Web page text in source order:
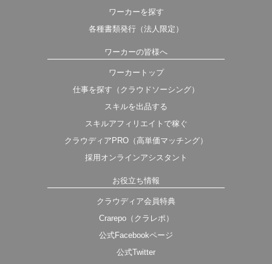
ワーカーを探す
各種書類発行（法人限定）
ワーカーの皆様へ
ワーカートップ
仕事を探す（クラウドソーシング）
スキルを出品する
スキルアフィリエイトで稼ぐ
クラウディアPRO（高単価マッチング）
採用オンラインアシスタント
お役立ち情報
クラウディア会員特典
Crarepo（クラレポ）
公式Facebookページ
公式Twitter